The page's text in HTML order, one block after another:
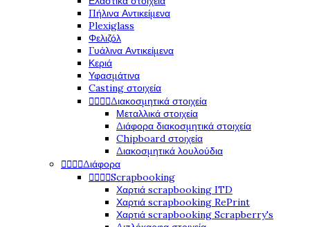
Πήλινα Αντικείμενα
Plexiglass
Φελιζόλ
Γυάλινα Αντικείμενα
Κεριά
Υφασμάτινα
Casting στοιχεία
Διακοσμητικά στοιχεία
Μεταλλικά στοιχεία
Διάφορα διακοσμητικά στοιχεία
Chipboard στοιχεία
Διακοσμητικά λουλούδια
Διάφορα
Scrapbooking
Χαρτιά scrapbooking ITD
Χαρτιά scrapbooking RePrint
Χαρτιά scrapbooking Scrapberry's